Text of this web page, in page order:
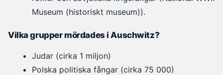
Museum (historiskt museum)).
Vilka grupper mördades i Auschwitz?
Judar (cirka 1 miljon)
Polska politiska fångar (cirka 75 000)